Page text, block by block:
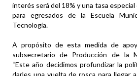
interés será del 18% y una tasa
para egresados de la Escuela
Tecnología.
A propósito de esta medida de
subsecretario de Producción de la
“Este año decidimos profundizar la
darles una vuelta de rosca para llegar